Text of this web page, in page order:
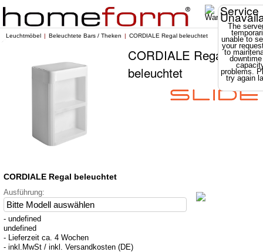
Service
The
unable to
your
to
problems.
try again
Leuchtmöbel Beleuchtete Bars / Theken CORDIALE Regal beleuchtet
CORDIALE Regal
beleuchtet
CORDIALE Regal beleuchtet
Ausführung:
- undefined
undefined
- Lieferzeit ca. 4 Wochen
- inkl.MwSt / inkl. Versandkosten (DE)